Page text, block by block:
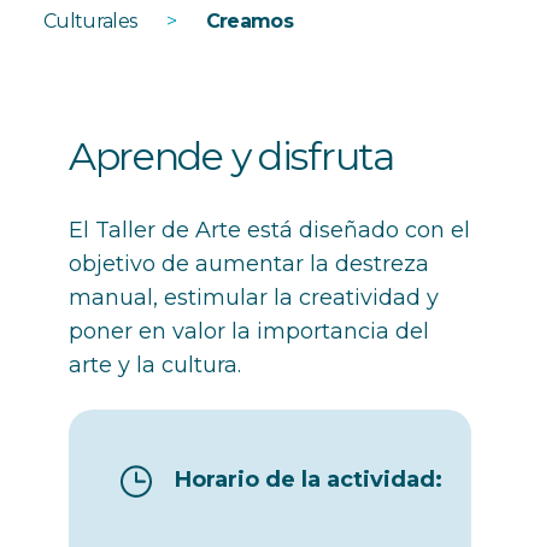
Culturales
> Creamos
Aprende y disfruta
El Taller de Arte está diseñado con el
objetivo de aumentar la destreza
manual, estimular la creatividad y
poner en valor la importancia del
arte y la cultura.
Horario de la actividad: